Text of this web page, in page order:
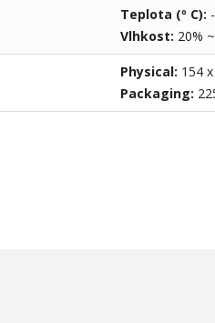
Teplota (º C):
Vlhkost: 20%
Physical: 154
Packaging: